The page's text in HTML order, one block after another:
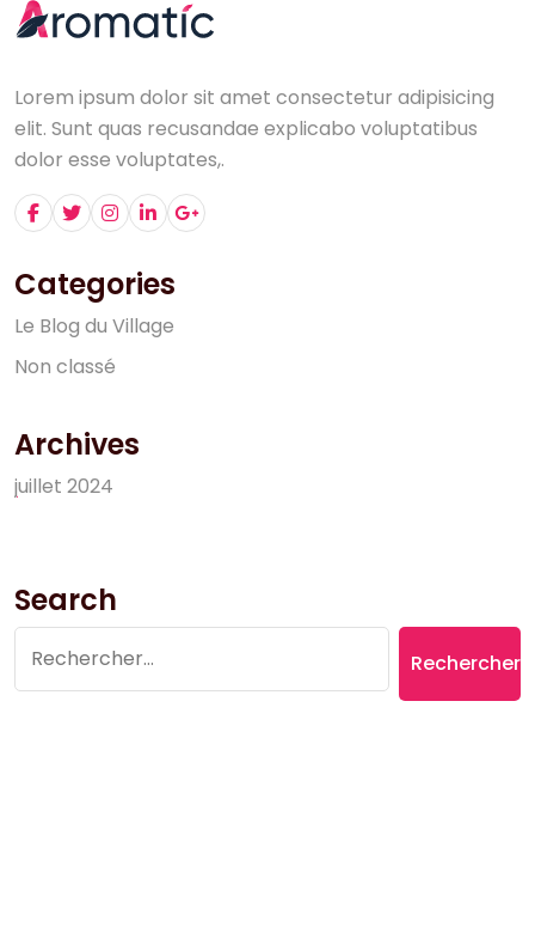
Lorem ipsum dolor sit amet consectetur adipisicing
elit. Sunt quas recusandae explicabo voluptatibus
dolor esse voluptates,.
Categories
Le Blog du Village
Non classé
Archives
juillet 2024
Search